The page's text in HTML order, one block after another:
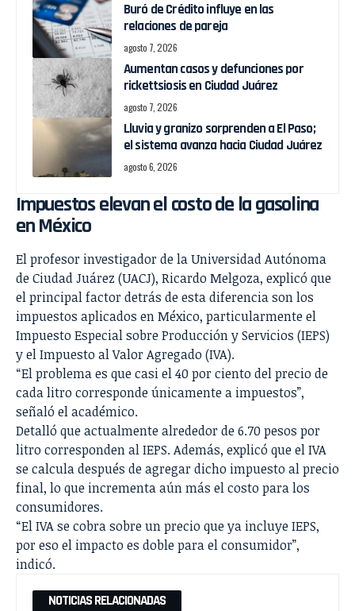
Buró de Crédito influye en las
relaciones de pareja
agosto 7, 2026
Aumentan casos y defunciones por
rickettsiosis en Ciudad Juárez
agosto 7, 2026
Lluvia y granizo sorprenden a El Paso;
el sistema avanza hacia Ciudad Juárez
agosto 6, 2026
Impuestos elevan el costo de la gasolina
en México
El profesor investigador de la Universidad Autónoma
de Ciudad Juárez (UACJ), Ricardo Melgoza, explicó que
el principal factor detrás de esta diferencia son los
impuestos aplicados en México, particularmente el
Impuesto Especial sobre Producción y Servicios (IEPS)
y el Impuesto al Valor Agregado (IVA).
“El problema es que casi el 40 por ciento del precio de
cada litro corresponde únicamente a impuestos”,
señaló el académico.
Detalló que actualmente alrededor de 6.70 pesos por
litro corresponden al IEPS. Además, explicó que el IVA
se calcula después de agregar dicho impuesto al precio
final, lo que incrementa aún más el costo para los
consumidores.
“El IVA se cobra sobre un precio que ya incluye IEPS,
por eso el impacto es doble para el consumidor”,
indicó.
NOTICIAS RELACIONADAS